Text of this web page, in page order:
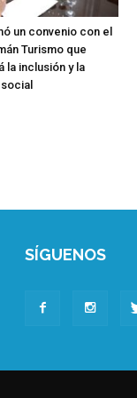
un convenio con el
Turismo que
la inclusión y la
SÍGUENOS